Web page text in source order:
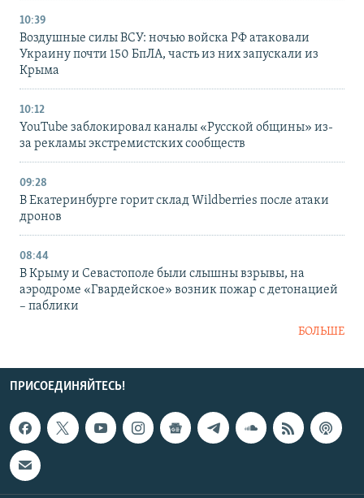
10:39
Воздушные силы ВСУ: ночью войска РФ атаковали
Украину почти 150 БпЛА, часть из них запускали из
Крыма
10:12
YouTube заблокировал каналы «Русской общины» из-
за рекламы экстремистских сообществ
09:28
В Екатеринбурге горит склад Wildberries после атаки
дронов
08:44
В Крыму и Севастополе были слышны взрывы, на
аэродроме «Гвардейское» возник пожар с детонацией
– паблики
БОЛЬШЕ
ПРИСОЕДИНЯЙТЕСЬ!